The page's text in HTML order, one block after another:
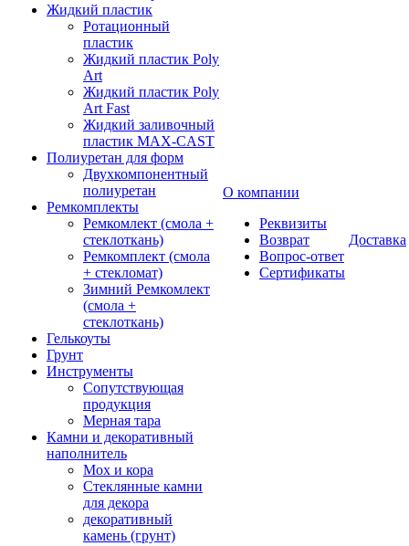
Жидкий пластик
Ротационный
пластик
Жидкий пластик Poly
Art
Жидкий пластик Poly
Art Fast
Жидкий заливочный
пластик MAX-CAST
Полиуретан для форм
Двухкомпонентный
полиуретан
Ремкомплекты
Ремкомлект (смола +
стеклоткань)
Ремкомплект (смола
+ стекломат)
Зимний Ремкомлект
(смола +
стеклоткань)
Гелькоуты
Грунт
Инструменты
Сопутствующая
продукция
Мерная тара
Камни и декоративный
наполнитель
Мох и кора
Стеклянные камни
для декора
декоративный
камень (грунт)
О компании
Реквизиты
Возврат
Вопрос-ответ
Сертификаты
Доставка